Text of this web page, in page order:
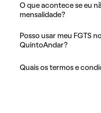
O que acontece se eu
mensalidade?
Posso usar meu FGTS
QuintoAndar?
Quais os termos e